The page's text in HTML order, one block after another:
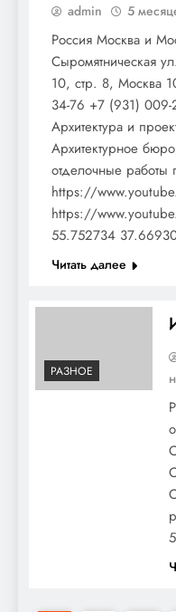
admin 5
Россия Москва и
Сыромятническая
10, стр. 8, Москва
34-76 +7 (931)
Архитектура и
Архитектурное
отделочные
https://
https://
55.752734
Читать далее
РАЗНОЕ